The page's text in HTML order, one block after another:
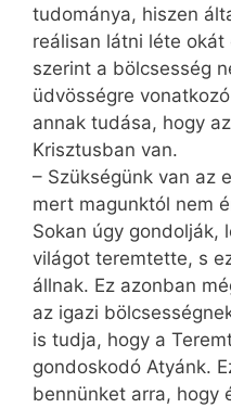
tudománya, hiszen
reálisan látni léte okát
szerint a bölcsesség
üdvösségre
annak tudása, hogy
Krisztusban van.
– Szükségünk van az
mert magunktól nem
Sokan úgy gondolják,
világot teremtette, s
állnak. Ez azonban
az igazi
is tudja, hogy a
gondoskodó Atyánk.
bennünket arra, hogy